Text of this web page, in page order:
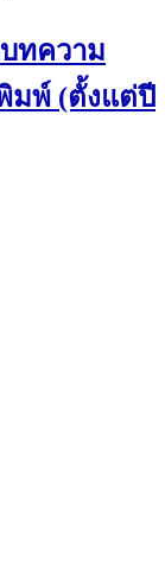
ทความ
มพ์ (ตั้งแต่ปี